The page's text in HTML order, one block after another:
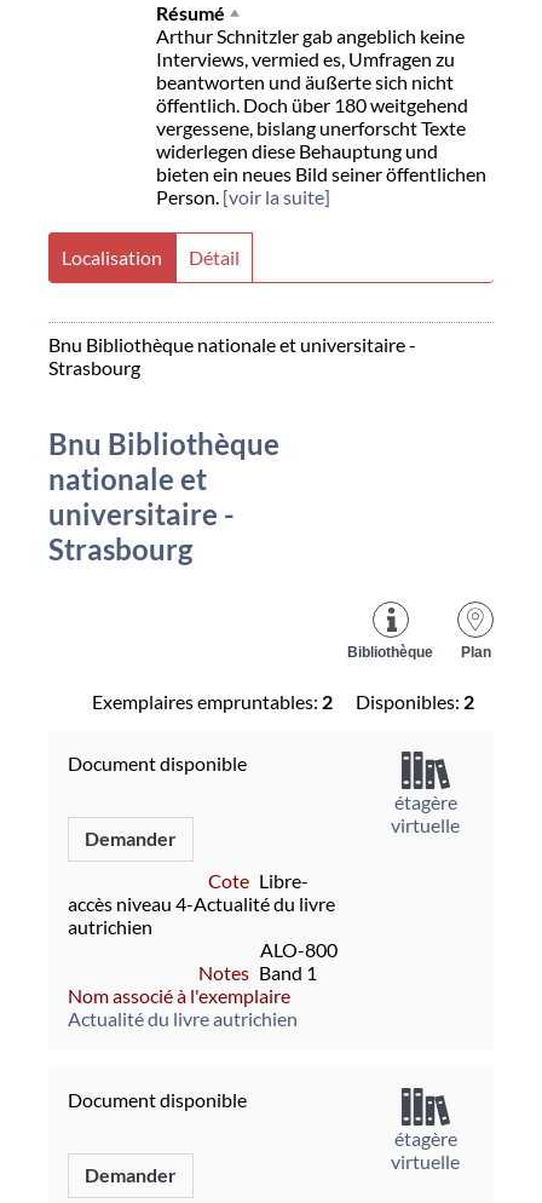
Résumé
Arthur Schnitzler gab angeblich keine
Interviews, vermied es, Umfragen zu
beantworten und äußerte sich nicht
öffentlich. Doch über 180 weitgehend
vergessene, bislang unerforscht Texte
widerlegen diese Behauptung und
bieten ein neues Bild seiner öffentlichen
Person. [voir la suite]
Localisation Détail
Bnu Bibliothèque nationale et universitaire -
Strasbourg
Bnu Bibliothèque
nationale et
universitaire -
Strasbourg
Plan
Bibliothèque
Exemplaires empruntables: 2 Disponibles: 2
Document disponible
Demander
Cote Libre-
accès niveau 4-Actualité du livre
autrichien
ALO-800
Notes Band 1
Nom associé à l'exemplaire
Actualité du livre autrichien
étagère
virtuelle
Document disponible
Demander
étagère
virtuelle